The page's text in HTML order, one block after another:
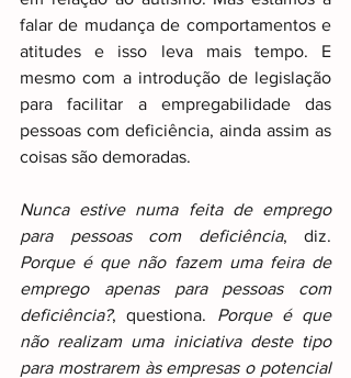
falar de mudança de comportamentos e
atitudes e isso leva mais tempo. E
mesmo com a introdução de legislação
para facilitar a empregabilidade das
pessoas com deficiência, ainda assim as
coisas são demoradas.
Nunca estive numa feita de emprego
para pessoas com deficiência
Porque é que não fazem uma feira de
emprego apenas para pessoas com
deficiência?, questiona. Porque é que
não realizam uma iniciativa deste tipo
para mostrarem às empresas o potencial